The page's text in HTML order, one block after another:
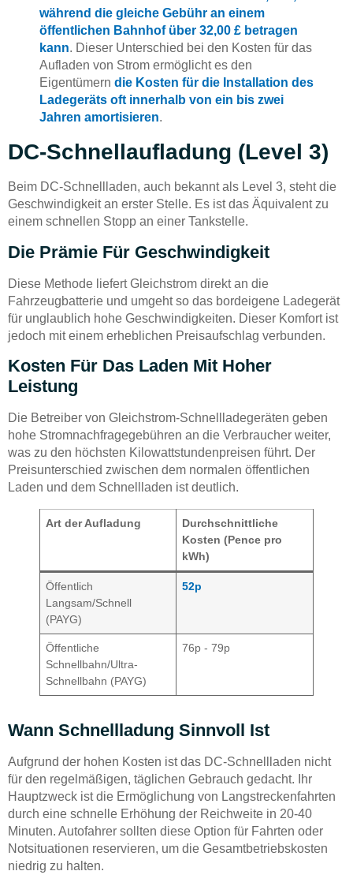
während die gleiche Gebühr an einem
öffentlichen Bahnhof über 32,00 £ betragen
kann. Dieser Unterschied bei den Kosten für das
Aufladen von Strom ermöglicht es den
Eigentümern die Kosten für die Installation des
Ladegeräts oft innerhalb von ein bis zwei
Jahren amortisieren.
DC-Schnellaufladung (Level 3)
Beim DC-Schnellladen, auch bekannt als Level 3, steht die
Geschwindigkeit an erster Stelle. Es ist das Äquivalent zu
einem schnellen Stopp an einer Tankstelle.
Die Prämie Für Geschwindigkeit
Diese Methode liefert Gleichstrom direkt an die
Fahrzeugbatterie und umgeht so das bordeigene Ladegerät
für unglaublich hohe Geschwindigkeiten. Dieser Komfort ist
jedoch mit einem erheblichen Preisaufschlag verbunden.
Kosten Für Das Laden Mit Hoher
Leistung
Die Betreiber von Gleichstrom-Schnellladegeräten geben
hohe Stromnachfragegebühren an die Verbraucher weiter,
was zu den höchsten Kilowattstundenpreisen führt. Der
Preisunterschied zwischen dem normalen öffentlichen
Laden und dem Schnellladen ist deutlich.
Art der Aufladung
Durchschnittliche
Kosten (Pence pro
kWh)
Öffentlich
Langsam/Schnell
(PAYG)
52p
Öffentliche
Schnellbahn/Ultra-
Schnellbahn (PAYG)
76p - 79p
Wann Schnellladung Sinnvoll Ist
Aufgrund der hohen Kosten ist das DC-Schnellladen nicht
für den regelmäßigen, täglichen Gebrauch gedacht. Ihr
Hauptzweck ist die Ermöglichung von Langstreckenfahrten
durch eine schnelle Erhöhung der Reichweite in 20-40
Minuten. Autofahrer sollten diese Option für Fahrten oder
Notsituationen reservieren, um die Gesamtbetriebskosten
niedrig zu halten.